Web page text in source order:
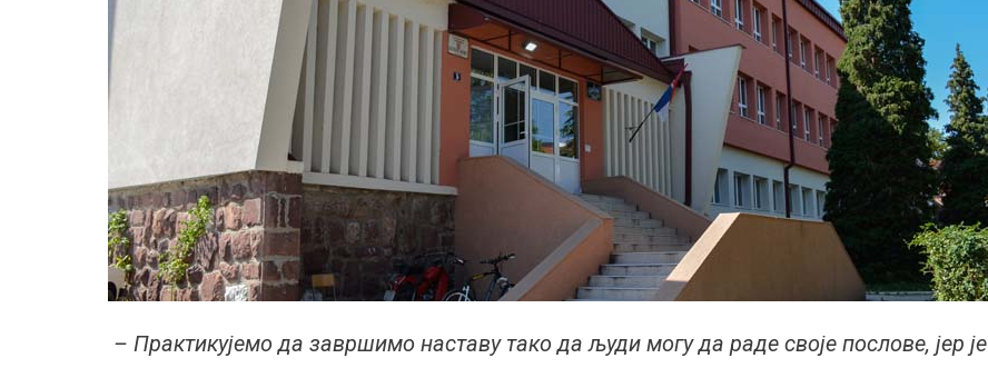
– Практикујемо да завршимо наставу тако да људи могу да раде своје послове, јер је